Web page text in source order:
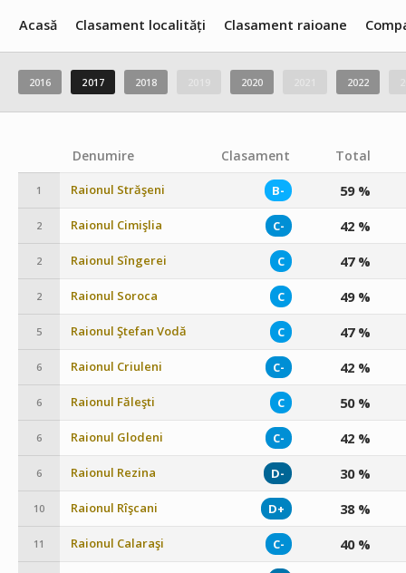
Acasă Clasament localități Clasament raioane
2016 2017 2018 2020 2022
Denumire Clasament Total
1 Raionul Străşeni B- 59 %
2 Raionul Cimişlia C- 42 %
2 Raionul Sîngerei C 47 %
2 Raionul Soroca C 49 %
5 Raionul Ştefan Vodă C 47 %
6 Raionul Criuleni C- 42 %
6 Raionul Făleşti C 50 %
6 Raionul Glodeni C- 42 %
6 Raionul Rezina D- 30 %
10 Raionul Rîşcani D+ 38 %
11 Raionul Calaraşi C- 40 %